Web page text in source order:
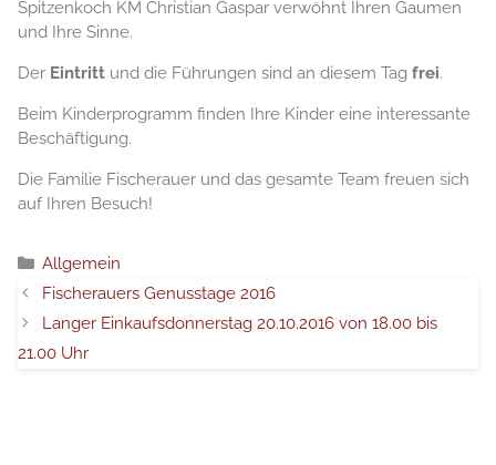
Spitzenkoch KM Christian Gaspar verwöhnt Ihren Gaumen
und Ihre Sinne.
Der Eintritt und die Führungen sind an diesem Tag frei.
Beim Kinderprogramm finden Ihre Kinder eine interessante
Beschäftigung.
Die Familie Fischerauer und das gesamte Team freuen sich
auf Ihren Besuch!
Κατηγορίες
Allgemein
Fischerauers Genusstage 2016
Langer Einkaufsdonnerstag 20.10.2016 von 18.00 bis
21.00 Uhr